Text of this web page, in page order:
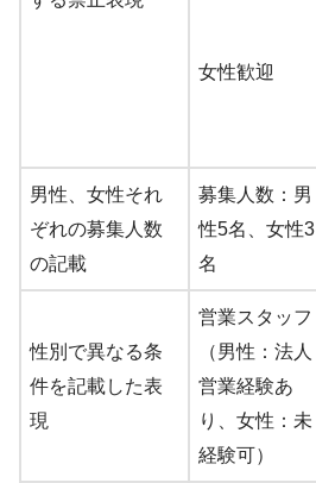
女性歓迎
男性、女性それ
ぞれの募集人数
の記載
募集人数：男
性5名、女性3
名
性別で異なる条
件を記載した表
現
営業スタッフ
（男性：法人
営業経験あ
り、女性：未
経験可）